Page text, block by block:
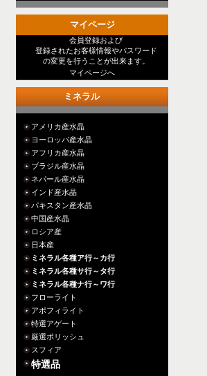
マイページ
会員登録および
登録されたお客様情報やパスワード
の変更を行うことが出来ます。
マイページへ
ミネラル
アメリカ産水晶
ヨーロッパ産水晶
アフリカ産水晶
ブラジル産水晶
ネパール産水晶
インド産水晶
パキスタン産水晶
中国産水晶
ロシア産
日本産
ミネラル各種ア行～カ行
ミネラル各種サ行～タ行
ミネラル各種ナ行～ワ行
フローライト
アポフィライト
特選アゲート
厳選ポリッシュ
スフィア
特選品